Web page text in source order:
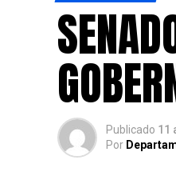
Publicado 11
Por